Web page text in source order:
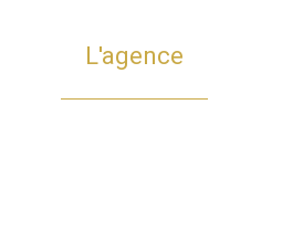
L'agence